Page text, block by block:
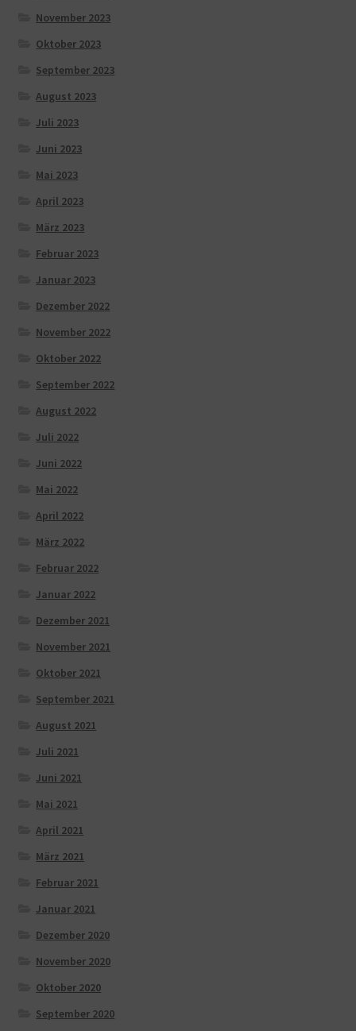
November 2023
Oktober 2023
September 2023
August 2023
Juli 2023
Juni 2023
Mai 2023
April 2023
März 2023
Februar 2023
Januar 2023
Dezember 2022
November 2022
Oktober 2022
September 2022
August 2022
Juli 2022
Juni 2022
Mai 2022
April 2022
März 2022
Februar 2022
Januar 2022
Dezember 2021
November 2021
Oktober 2021
September 2021
August 2021
Juli 2021
Juni 2021
Mai 2021
April 2021
März 2021
Februar 2021
Januar 2021
Dezember 2020
November 2020
Oktober 2020
September 2020